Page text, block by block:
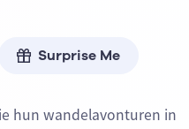
Surprise Me
hun wandelavonturen in